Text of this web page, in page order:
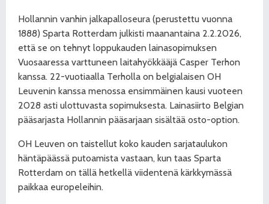
Hollannin vanhin jalkapalloseura (perustettu vuonna
1888) Sparta Rotterdam julkisti maanantaina 2.2.2026,
että se on tehnyt loppukauden lainasopimuksen
Vuosaaressa varttuneen laitahyökkääjä Casper Terhon
kanssa. 22-vuotiaalla Terholla on belgialaisen OH
Leuvenin kanssa menossa ensimmäinen kausi vuoteen
2028 asti ulottuvasta sopimuksesta. Lainasiirto Belgian
pääsarjasta Hollannin pääsarjaan sisältää osto-option.
OH Leuven on taistellut koko kauden sarjataulukon
häntäpäässä putoamista vastaan, kun taas Sparta
Rotterdam on tällä hetkellä viidentenä kärkkymässä
paikkaa europeleihin.